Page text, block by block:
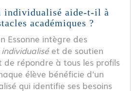
individualisé aide-t-il à
académiques ?
Essonne intègre des
et de soutien
répondre à tous les profils
élève bénéficie d'un
qui identifie ses besoins